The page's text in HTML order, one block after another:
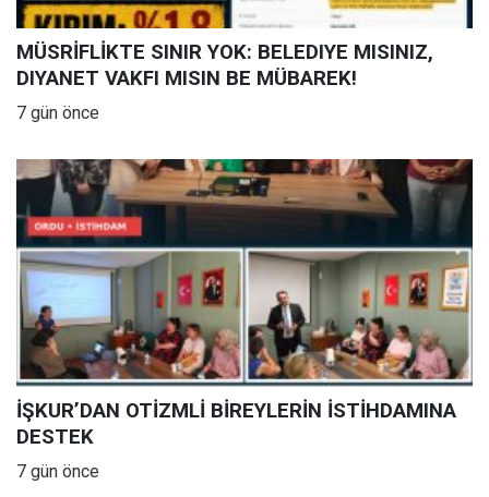
MÜSRİFLİKTE SINIR YOK: BELEDIYE MISINIZ,
DIYANET VAKFI MISIN BE MÜBAREK!
7 gün önce
İŞKUR’DAN OTİZMLİ BİREYLERİN İSTİHDAMINA
DESTEK
7 gün önce